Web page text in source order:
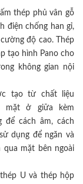
thép phủ vân gỗ
điện chống han gỉ,
độ cao. Thép
tạo hình Pano cho
không gian nội
tạo từ chất liệu
mặt ở giữa kèm
để cách âm, cách
dụng để ngăn và
qua mặt bên ngoài
U và thép hộp